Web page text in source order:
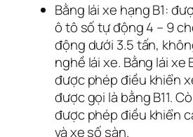
Bằng lái xe hạng B1:
ô tô số tự động 4 – 9
động dưới 3.5 tấn,
nghề lái xe. Bằng lái xe
được phép điều khiển
được gọi là bằng B11.
được phép điều khiển
và xe số sàn.